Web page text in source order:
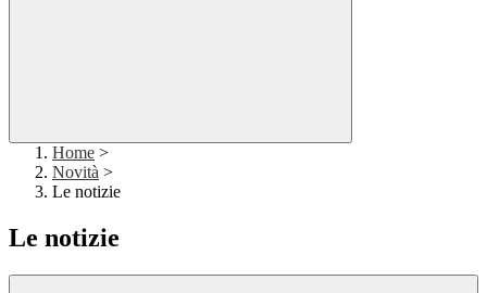
Home >
Novità >
Le notizie
Le notizie